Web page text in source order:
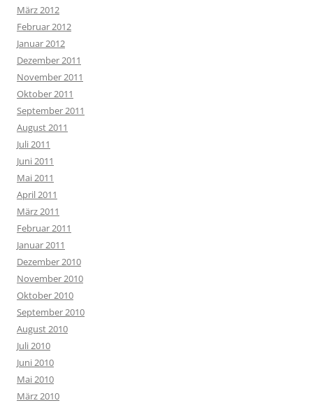
März 2012
Februar 2012
Januar 2012
Dezember 2011
November 2011
Oktober 2011
September 2011
August 2011
Juli 2011
Juni 2011
Mai 2011
April 2011
März 2011
Februar 2011
Januar 2011
Dezember 2010
November 2010
Oktober 2010
September 2010
August 2010
Juli 2010
Juni 2010
Mai 2010
März 2010